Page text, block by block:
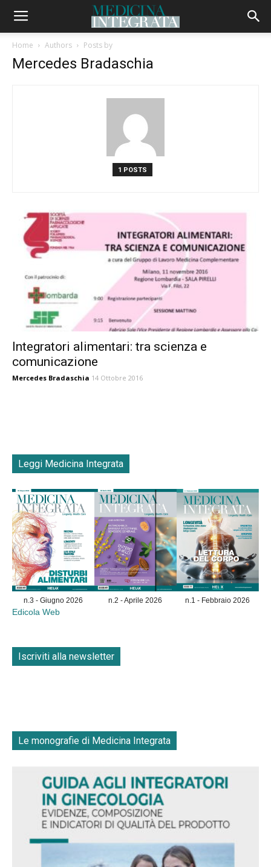
Home Authors Posts by
Mercedes Bradaschia
1 POSTS
Integratori alimentari: tra scienza e
comunicazione
Mercedes Bradaschia 14 Ottobre 2016
Leggi Medicina Integrata
n.3 - Giugno 2026 n.2 - Aprile 2026 n.1 - Febbraio 2026
Edicola Web
Iscriviti alla newsletter
Le monografie di Medicina Integrata